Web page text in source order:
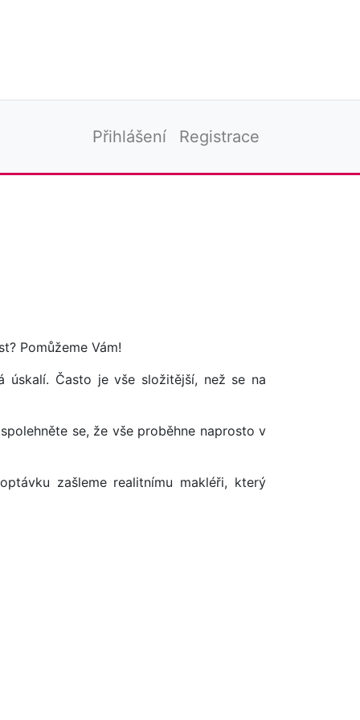
Přihlášení Registrace
Pomůžeme Vám!
úskalí. Často je vše složitější, než se na
se, že vše proběhne naprosto v
zašleme realitnímu makléři, který